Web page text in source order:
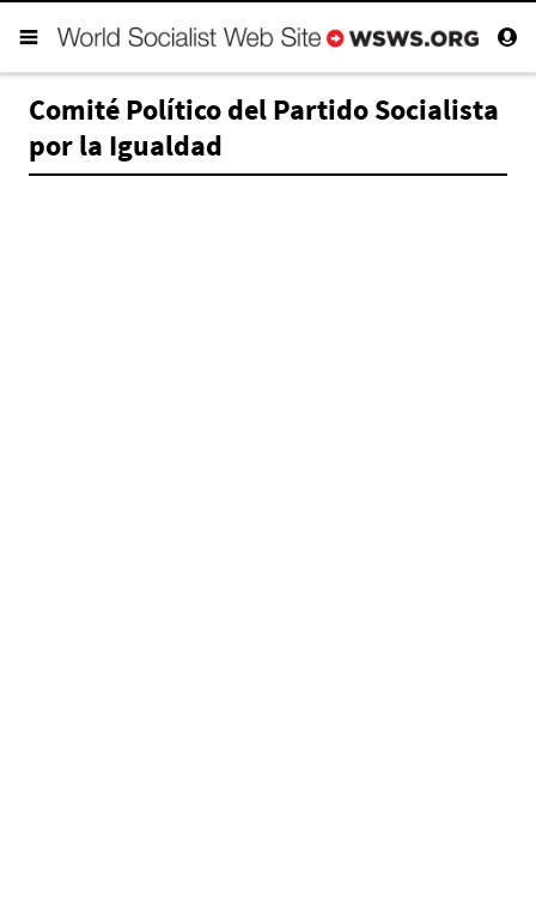
Comité Político del Partido Socialista
por la Igualdad